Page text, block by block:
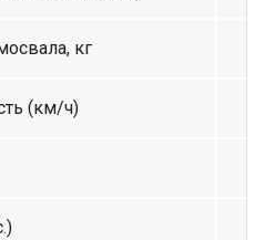
кг
(км/ч)